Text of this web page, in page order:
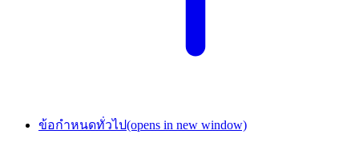
ข้อกำหนดทั่วไป(opens in new window)